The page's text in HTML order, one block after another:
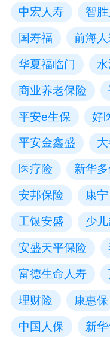
中宏人寿 智
国寿福 前海
华夏福临门
商业养老保险
平安e生保 好
平安金鑫盛
医疗险 新华
安邦保险 康宁
工银安盛 少
安盛天平保险
富德生命人寿
理财险 康惠保
中国人保 新